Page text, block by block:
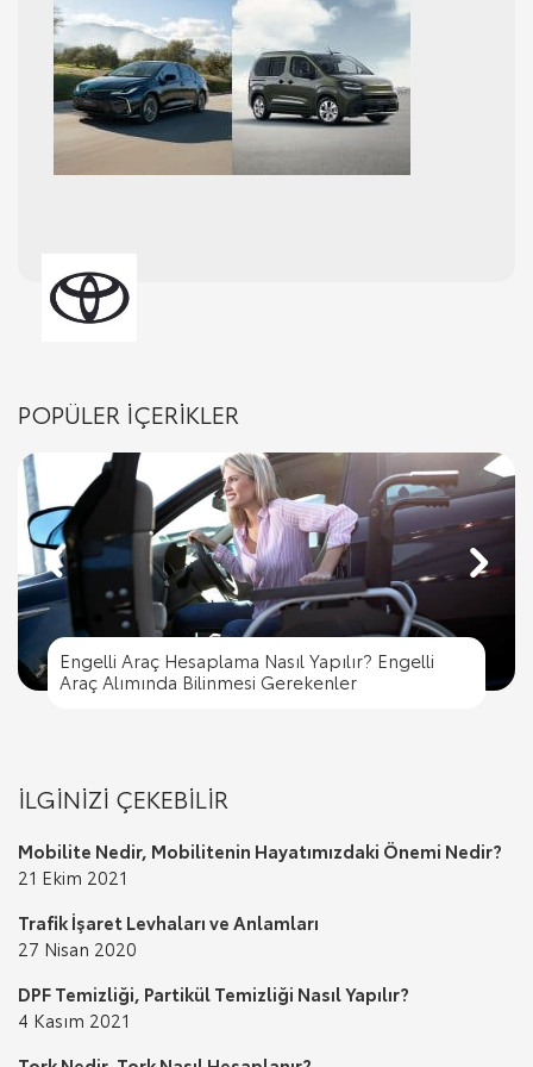
POPÜLER İÇERİKLER
Trafik İşaret Levhaları ve Anlamları
Engelli Araç Hesaplama Nasıl Yapılır? Engelli
Araç Alımında Bilinmesi Gerekenler
Trafik Cezası Nereye Ödenir?
Trafik İşaret Levhaları ve Anlamları
Engelli Araç Hesaplama Nasıl Yapılır? Engelli
Araç Alımında Bilinmesi Gerekenler
İLGİNİZİ ÇEKEBİLİR
Mobilite Nedir, Mobilitenin Hayatımızdaki Önemi Nedir?
21 Ekim 2021
Trafik İşaret Levhaları ve Anlamları
27 Nisan 2020
DPF Temizliği, Partikül Temizliği Nasıl Yapılır?
4 Kasım 2021